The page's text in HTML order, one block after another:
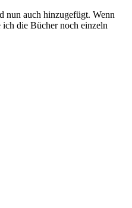
nun auch hinzugefügt. Wenn
die Bücher noch einzeln